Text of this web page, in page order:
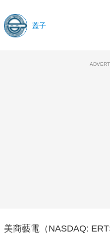
蓋子
美商藝電（NASDAQ: